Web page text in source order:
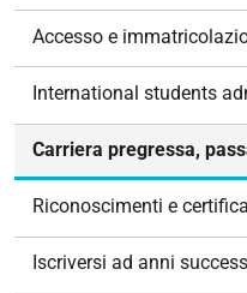
Accesso e
International students
Carriera pregressa,
Riconoscimenti e
Iscriversi ad anni